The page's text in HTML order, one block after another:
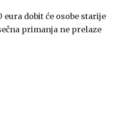
dobit će osobe starije
primanja ne prelaze